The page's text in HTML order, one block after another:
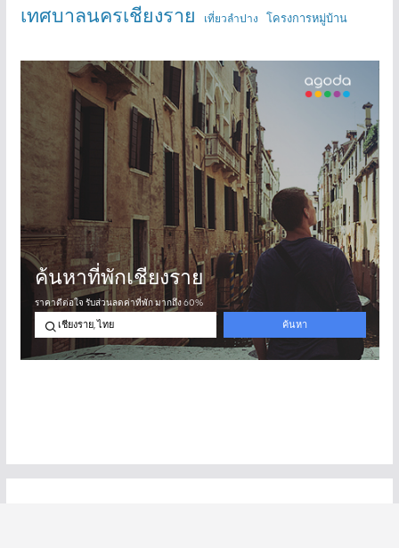
เทศบาลนครเชียงราย เที่ยวลำปาง โครงการหมู่บ้าน